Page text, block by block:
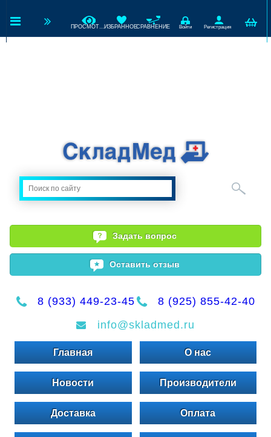
ПРОСМОТРЕННЫЕ ИЗБРАННОЕСРАВНЕНИЕ Войти Регистрация
Задать вопрос
Оставить отзыв
8 (933) 449-23-45
8 (925) 855-42-40
info@skladmed.ru
Главная О нас
Новости Производители
Доставка Оплата